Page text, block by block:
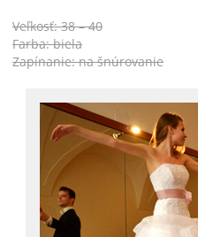
Veľkosť: 38 – 40
Farba: biela
Zapínanie: na šnúrovanie